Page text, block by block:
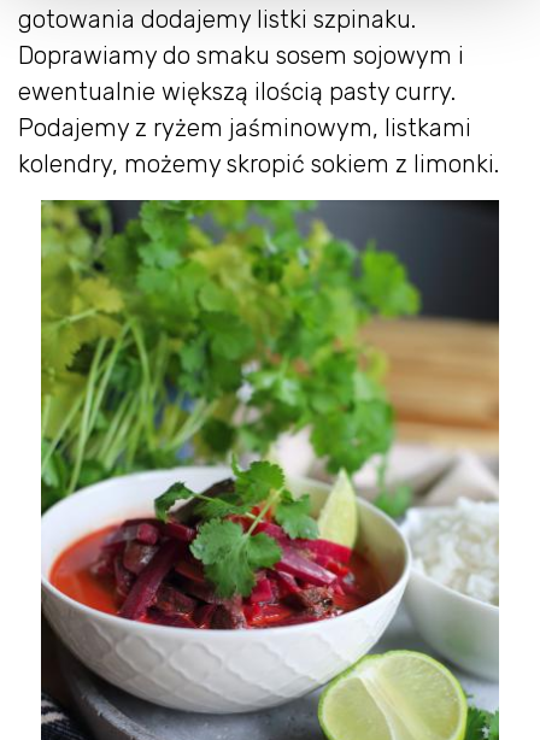
gotowania dodajemy listki szpinaku.
Doprawiamy do smaku sosem sojowym i
ewentualnie większą ilością pasty curry.
Podajemy z ryżem jaśminowym, listkami
kolendry, możemy skropić sokiem z limonki.